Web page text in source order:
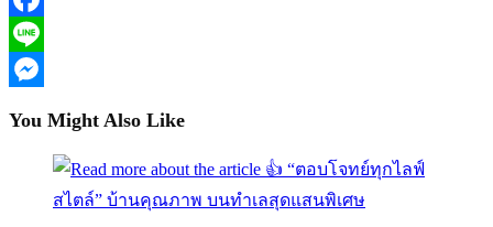
Facebook
Line
You Might Also Like